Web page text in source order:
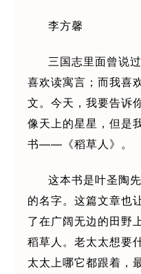
李方馨
三国志里面曾说
喜欢读寓言；而我喜
文。今天，我要告诉
像天上的星星，但是
书——《稻草人》。
这本书是叶圣陶
的名字。这篇文章也
了在广阔无边的田野
稻草人。老太太想要
太太上哪它都跟着，